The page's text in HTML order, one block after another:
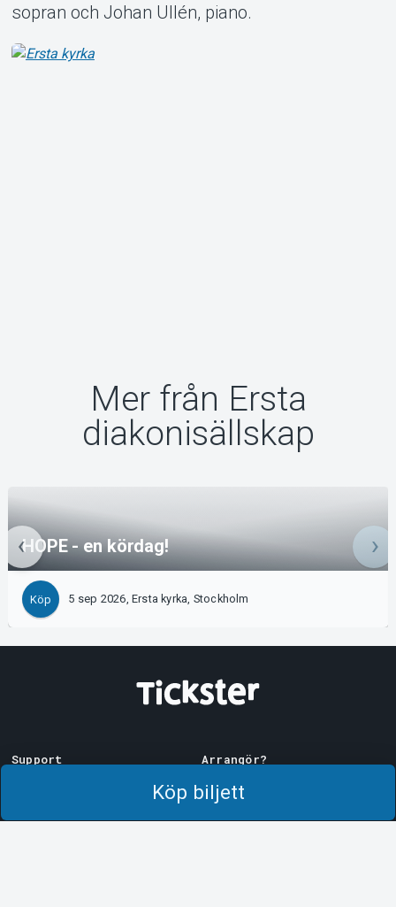
Köp biljett
sopran och Johan Ullén, piano.
Mer från Ersta
diakonisällskap
HOPE - en kördag!
Köp 5 sep 2026, Ersta kyrka, Stockholm
Support
Arrangör?
Logga in i Manager